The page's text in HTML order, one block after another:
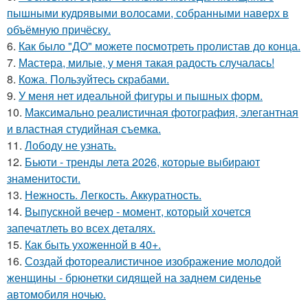
пышными кудрявыми волосами, собранными наверх в
объёмную причёску.
6. Как было "ДО" можете посмотреть пролистав до конца.
7. Мастера, милые, у меня такая радость случалась!
8. Кожа. Пользуйтесь скрабами.
9. У меня нет идеальной фигуры и пышных форм.
10. Максимально реалистичная фотография, элегантная
и властная студийная съемка.
11. Лободу не узнать.
12. Бьюти - тренды лета 2026, которые выбирают
знаменитости.
13. Нежность. Легкость. Аккуратность.
14. Выпускной вечер - момент, который хочется
запечатлеть во всех деталях.
15. Как быть ухоженной в 40+.
16. Создай фотореалистичное изображение молодой
женщины - брюнетки сидящей на заднем сиденье
автомобиля ночью.